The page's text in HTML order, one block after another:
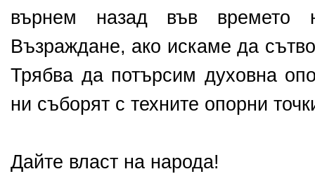
върнем назад във времето
Възраждане, ако искаме да
Трябва да потърсим духовна
ни съборят с техните опорни
Дайте власт на народа!